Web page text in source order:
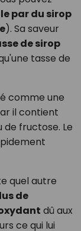
par du sirop
). Sa saveur
de sirop
tasse de
comme une
il contient
fructose. Le
quel autre
de
dû aux
ce qui lui